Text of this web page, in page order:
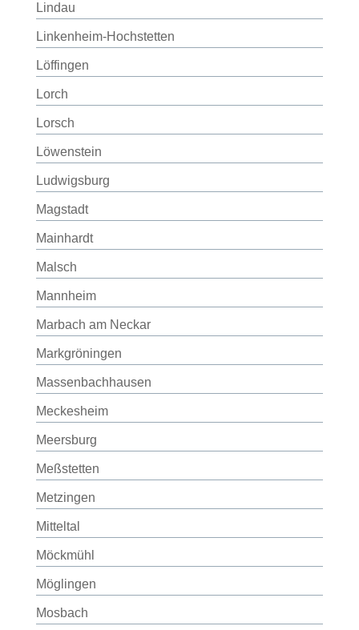
Lindau
Linkenheim-Hochstetten
Löffingen
Lorch
Lorsch
Löwenstein
Ludwigsburg
Magstadt
Mainhardt
Malsch
Mannheim
Marbach am Neckar
Markgröningen
Massenbachhausen
Meckesheim
Meersburg
Meßstetten
Metzingen
Mitteltal
Möckmühl
Möglingen
Mosbach